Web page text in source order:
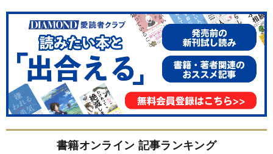
書籍オンライン 記事ランキング